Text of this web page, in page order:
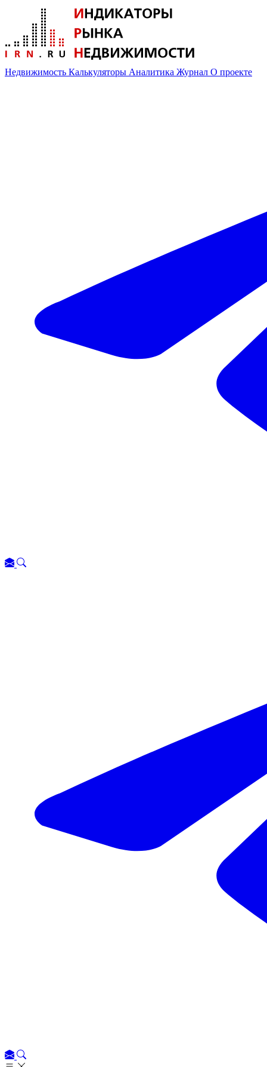
Недвижимость Калькуляторы Аналитика Журнал О проекте